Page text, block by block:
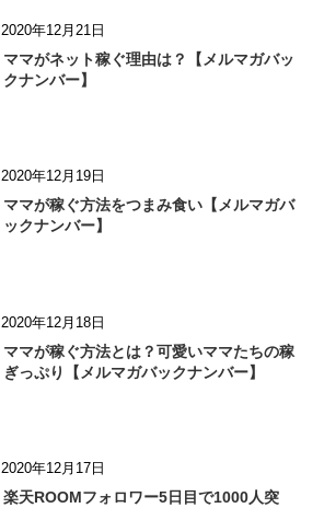
2020年12月21日
ママがネット稼ぐ理由は？【メルマガバッ
クナンバー】
2020年12月19日
ママが稼ぐ方法をつまみ食い【メルマガバ
ックナンバー】
2020年12月18日
ママが稼ぐ方法とは？可愛いママたちの稼
ぎっぷり【メルマガバックナンバー】
2020年12月17日
楽天ROOMフォロワー5日目で1000人突